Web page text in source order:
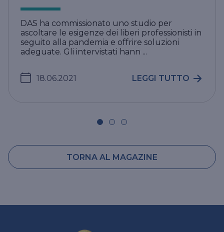
DAS ha commissionato uno studio per
ascoltare le esigenze dei liberi professionisti in
seguito alla pandemia e offrire soluzioni
adeguate. Gli intervistati hann ...
18.06.2021 LEGGI TUTTO
TORNA AL MAGAZINE